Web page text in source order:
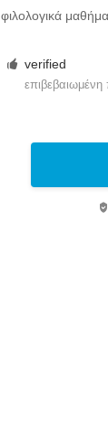
φιλολογικά
verified